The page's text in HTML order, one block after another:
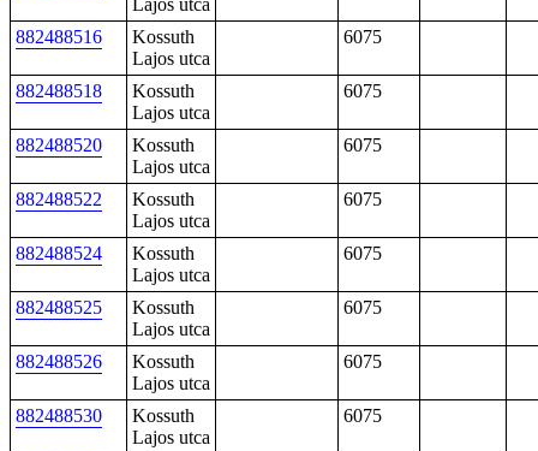
Lajos utca
882488516
Kossuth
Lajos utca
6075
882488518
Kossuth
Lajos utca
6075
882488520
Kossuth
Lajos utca
6075
882488522
Kossuth
Lajos utca
6075
882488524
Kossuth
Lajos utca
6075
882488525
Kossuth
Lajos utca
6075
882488526
Kossuth
Lajos utca
6075
882488530
Kossuth
Lajos utca
6075